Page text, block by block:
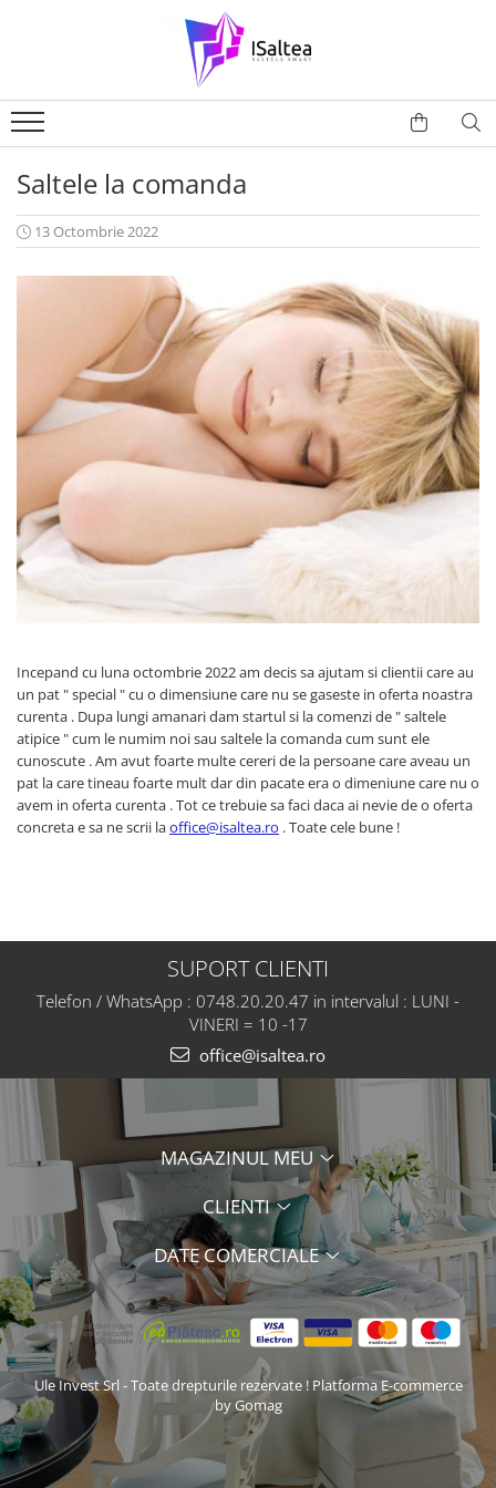
Saltele la comanda
13 Octombrie 2022
Incepand cu luna octombrie 2022 am decis sa ajutam si clientii care au
un pat " special " cu o dimensiune care nu se gaseste in oferta noastra
curenta . Dupa lungi amanari dam startul si la comenzi de " saltele
atipice " cum le numim noi sau saltele la comanda cum sunt ele
cunoscute . Am avut foarte multe cereri de la persoane care aveau un
pat la care tineau foarte mult dar din pacate era o dimeniune care nu o
avem in oferta curenta . Tot ce trebuie sa faci daca ai nevie de o oferta
concreta e sa ne scrii laoffice@isaltea.ro . Toate cele bune !
SUPORT CLIENTI
Telefon / WhatsApp : 0748.20.20.47 in intervalul : LUNI -
VINERI = 10 -17
office@isaltea.ro
MAGAZINUL MEU
CLIENTI
DATE COMERCIALE
Ule Invest Srl - Toate drepturile rezervate ! Platforma E-commerce
by Gomag